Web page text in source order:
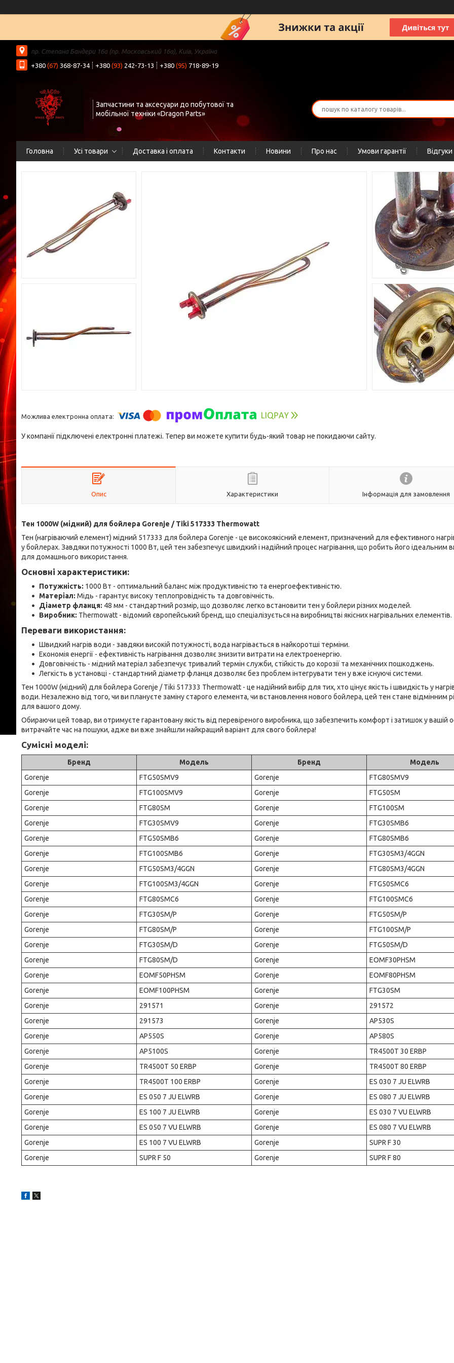
пр. Степана Бандери 16а (пр. Московський 16а), Київ, Україна
+380 (67) 368-87-34 +380 (93) 242-73-13 +380 (95) 718-89-19
Запчастини та аксесуари до побутової та
мобільної техніки «Dragon Parts»
Головна Усі товари Доставка і оплата Контакти Новини Про нас Умови гарантії Відгуки
У компанії підключені електронні платежі. Тепер ви можете купити будь-який товар не покидаючи сайту.
Опис Характеристики Інформація для замовлення
Тен 1000W (мідний) для бойлера Gorenje / Tiki 517333 Thermowatt
Тен (нагріваючий елемент) мідний 517333 для бойлера Gorenje - це високоякісний елемент, призначений для ефективного
у бойлерах. Завдяки потужності 1000 Вт, цей тен забезпечує швидкий і надійний процес нагрівання, що робить його ідеальним
для домашнього використання.
Основні характеристики:
Потужність: 1000 Вт - оптимальний баланс між продуктивністю та енергоефективністю.
Матеріал: Мідь - гарантує високу теплопровідність та довговічність.
Діаметр фланця: 48 мм - стандартний розмір, що дозволяє легко встановити тен у бойлери різних моделей.
Виробник: Thermowatt - відомий європейський бренд, що спеціалізується на виробництві якісних нагрівальних елементів.
Переваги використання:
Швидкий нагрів води - завдяки високій потужності, вода нагрівається в найкоротші терміни.
Економія енергії - ефективність нагрівання дозволяє знизити витрати на електроенергію.
Довговічність - мідний матеріал забезпечує тривалий термін служби, стійкість до корозії та механічних пошкоджень.
Легкість в установці - стандартний діаметр фланця дозволяє без проблем інтегрувати тен у вже існуючі системи.
Тен 1000W (мідний) для бойлера Gorenje / Tiki 517333 Thermowatt - це надійний вибір для тих, хто цінує якість і швидкість у
води. Незалежно від того, чи ви плануєте заміну старого елемента, чи встановлення нового бойлера, цей тен стане відмінним
для вашого дому.
Обираючи цей товар, ви отримуєте гарантовану якість від перевіреного виробника, що забезпечить комфорт і затишок у вашій
витрачайте час на пошуки, адже ви вже знайшли найкращий варіант для свого бойлера!
Сумісні моделі:
Бренд Модель Бренд
Модель
Gorenje
FTG50SMV9 Gorenje
FTG80SMV9
Gorenje
FTG100SMV9 Gorenje
FTG50SM
Gorenje
FTG80SM Gorenje
FTG100SM
Gorenje
FTG30SMV9 Gorenje
FTG30SMB6
Gorenje
FTG50SMB6 Gorenje
FTG80SMB6
Gorenje
FTG100SMB6 Gorenje
FTG30SM3/4GGN
Gorenje
FTG50SM3/4GGN Gorenje
FTG80SM3/4GGN
Gorenje
FTG100SM3/4GGN Gorenje
FTG50SMC6
Gorenje
FTG80SMC6 Gorenje
FTG100SMC6
Gorenje
FTG30SM/P Gorenje
FTG50SM/P
Gorenje
FTG80SM/P Gorenje
FTG100SM/P
Gorenje
FTG30SM/D Gorenje
FTG50SM/D
Gorenje
FTG80SM/D Gorenje
EOMF30PHSM
Gorenje
EOMF50PHSM Gorenje
EOMF80PHSM
Gorenje
EOMF100PHSM Gorenje
FTG30SM
Gorenje
291571 Gorenje
291572
Gorenje
291573 Gorenje
AP530S
Gorenje
AP550S Gorenje
AP580S
Gorenje
AP5100S Gorenje
TR4500T 30 ERBP
Gorenje
TR4500T 50 ERBP Gorenje
TR4500T 80 ERBP
Gorenje
TR4500T 100 ERBP Gorenje
ES 030 7 JU ELWRB
Gorenje
ES 050 7 JU ELWRB Gorenje
ES 080 7 JU ELWRB
Gorenje
ES 100 7 JU ELWRB Gorenje
ES 030 7 VU ELWRB
Gorenje
ES 050 7 VU ELWRB Gorenje
ES 080 7 VU ELWRB
Gorenje
ES 100 7 VU ELWRB Gorenje
SUPR F 30
Gorenje
SUPR F 50 Gorenje SUPR F 80